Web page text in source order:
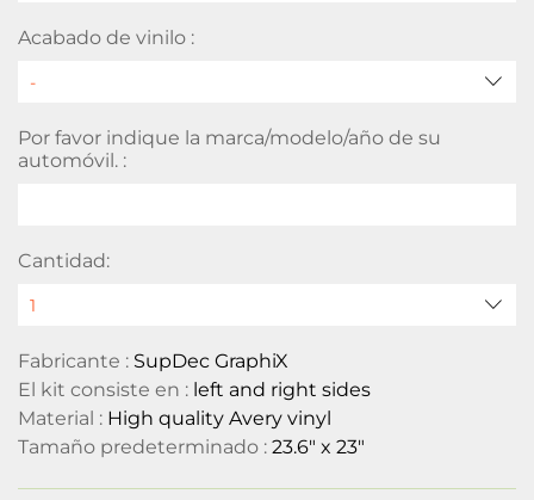
Acabado de vinilo :
Por favor indique la marca/modelo/año de su
automóvil. :
Cantidad:
Fabricante : SupDec GraphiX
El kit consiste en : left and right sides
Material : High quality Avery vinyl
Tamaño predeterminado : 23.6" x 23"